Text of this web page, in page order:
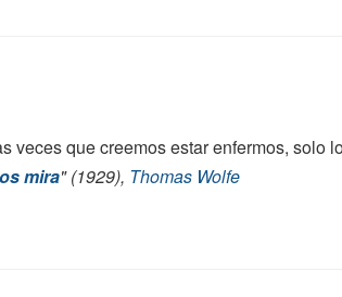
veces que creemos estar enfermos, solo
mira" (1929), Thomas Wolfe